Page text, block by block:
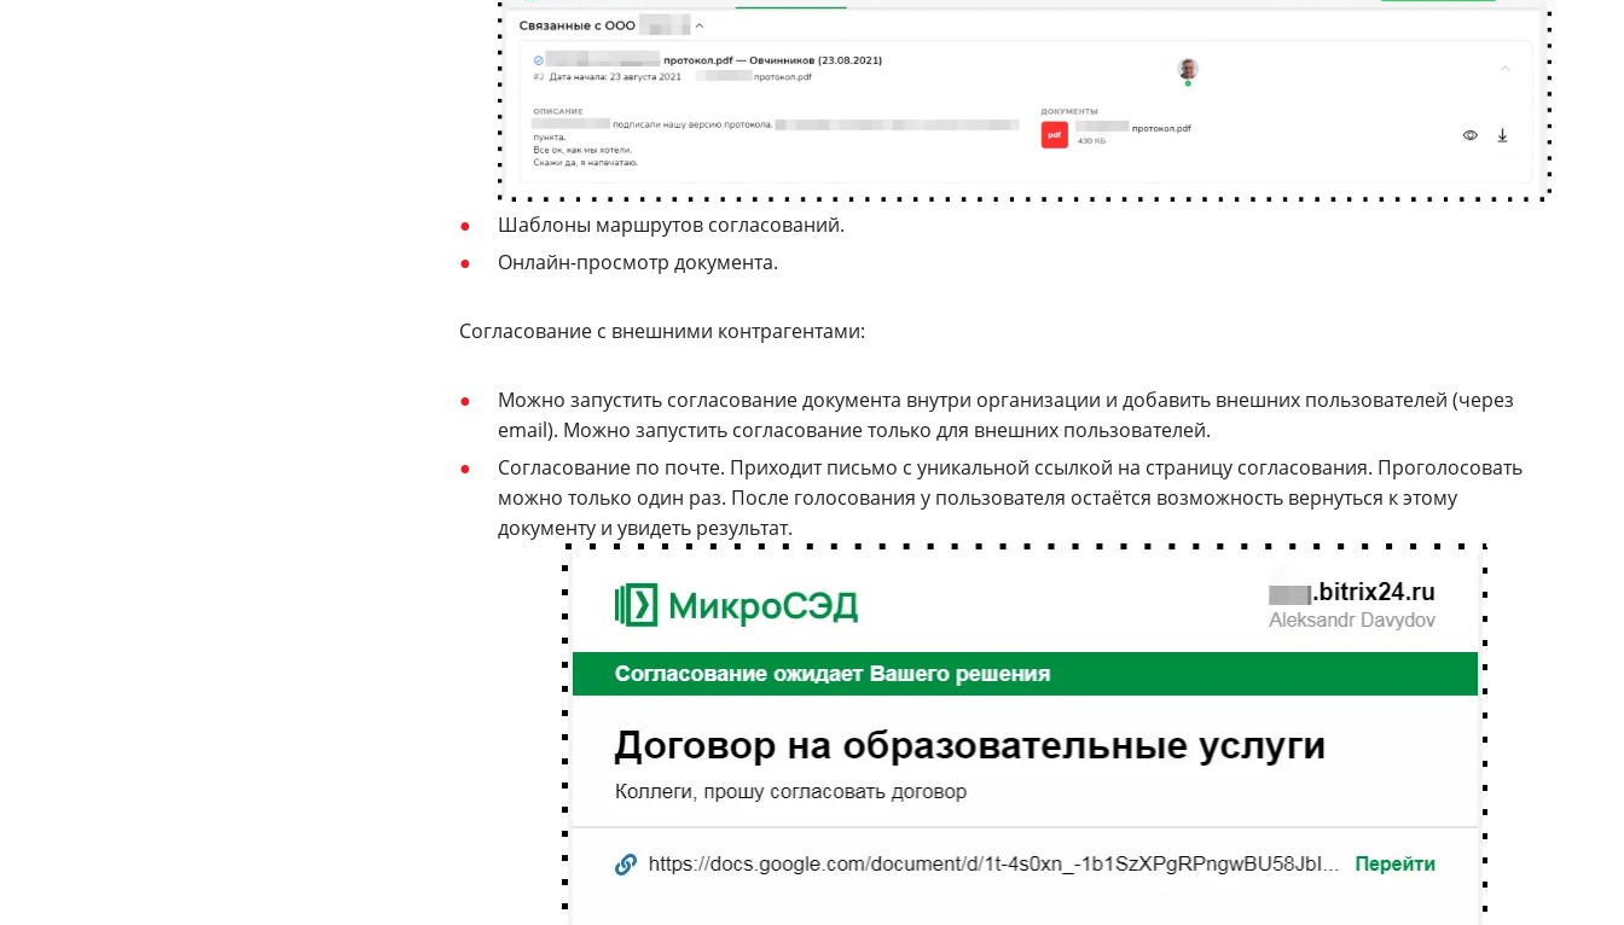
Шаблоны маршрутов согласований.
Онлайн-просмотр документа.
Согласование с внешними контрагентами:
Можно запустить согласование документа внутри организации и добавить внешних пользователей (через
email). Можно запустить согласование только для внешних пользователей.
Согласование по почте. Приходит письмо с уникальной ссылкой на страницу согласования. Проголосовать
можно только один раз. После голосования у пользователя остаётся возможность вернуться к этому
документу и увидеть результат.